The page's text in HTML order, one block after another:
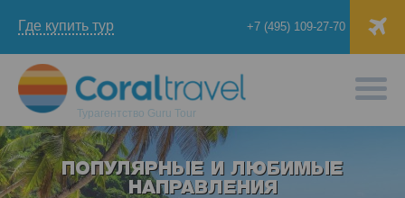
Где купить тур +7 (495) 109-27-70
Турагентство Guru Tour
ПОПУЛЯРНЫЕ И ЛЮБИМЫЕ
НАПРАВЛЕНИЯ